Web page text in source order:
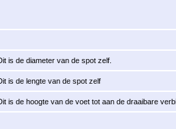
is de diameter van de spot zelf.
is de lengte van de spot zelf
is de hoogte van de voet tot aan de draaibare